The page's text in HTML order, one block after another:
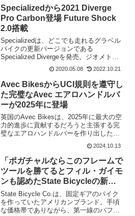
Specializedから2021 Diverge
Pro Carbon登場 Future Shock
2.0搭載
Specializedは、どこでも走れるグラベル
バイクの更新バージョンである
Specialized Divergeを発売。ジオメトリ
の更新、SWAT、Future Shock 2.0の導入
など、大幅な変更が加えられている。新
しいDiverg...
2020.05.08 2022.10.21
Avec BikesからUCI規則を遵守し
た完璧なAvec エアロハンドルバ
ーが2025年に登場
英国のAvec Bikesは、2025年に最大の空
力的進歩に貢献するだろうと主張する完
璧なエアロハンドルバーを作り出した。
どんなハンドルなのだろうか?Avec エア
ロハンドルバー この投稿をInstagram
で見る ...
2024.10.13
「ポガチャルならこのフレームで
ツールを勝てるとフィル・ガイモ
ンも認めたState Bicycleの新型
エアロロードフレーム
State Bicycle Co.は、固定ギアのバイク
を作っていたアメリカンブランド。手頃
な価格帯でありながら、第一線のパフォ